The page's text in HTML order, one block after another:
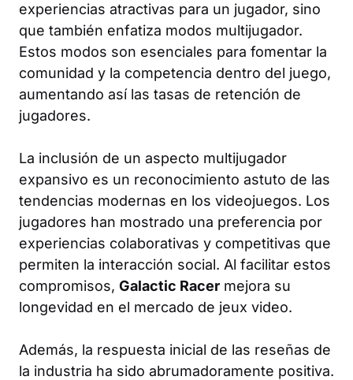
experiencias atractivas para un jugador, sino
que también enfatiza modos multijugador.
Estos modos son esenciales para fomentar la
comunidad y la competencia dentro del juego,
aumentando así las tasas de retención de
jugadores.
La inclusión de un aspecto multijugador
expansivo es un reconocimiento astuto de las
tendencias modernas en los videojuegos. Los
jugadores han mostrado una preferencia por
experiencias colaborativas y competitivas que
permiten la interacción social. Al facilitar estos
compromisos, Galactic Racer mejora su
longevidad en el mercado de jeux video.
Además, la respuesta inicial de las reseñas de
la industria ha sido abrumadoramente positiva.